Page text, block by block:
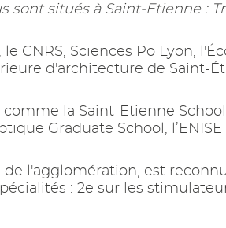
sont situés à Saint-Etienne :
CNRS, Sciences Po Lyon,
d'architecture de Saint-
la Saint-Etienne
Graduate School, l’ENISE
de l'agglomération, est
: 2e sur les